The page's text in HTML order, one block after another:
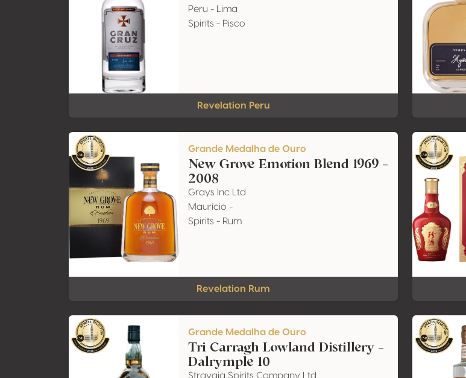
Peru - Lima
Spirits - Pisco
Revelation Peru
Grande Medalha de Ouro
New Grove Emotion Blend 1969 -
2008
Grays Inc Ltd
Maurício -
Spirits - Rum
Revelation Rum
Grande Medalha de Ouro
Tri Carragh Lowland Distillery -
Dalrymple 10
Stravaig Spirits Company Ltd